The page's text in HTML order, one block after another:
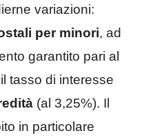
variazioni:
per minori, ad
garantito pari al
tasso di interesse
(al 3,25%). Il
in particolare